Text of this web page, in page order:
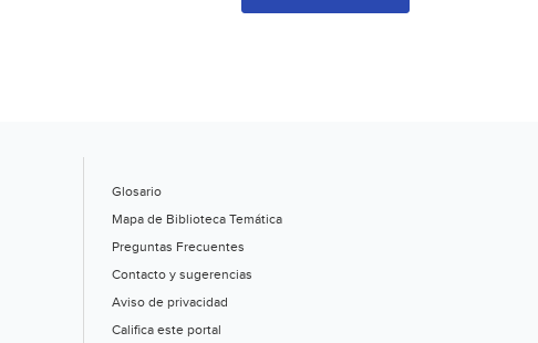
Glosario
Mapa de Biblioteca Temática
Preguntas Frecuentes
Contacto y sugerencias
Aviso de privacidad
Califica este portal